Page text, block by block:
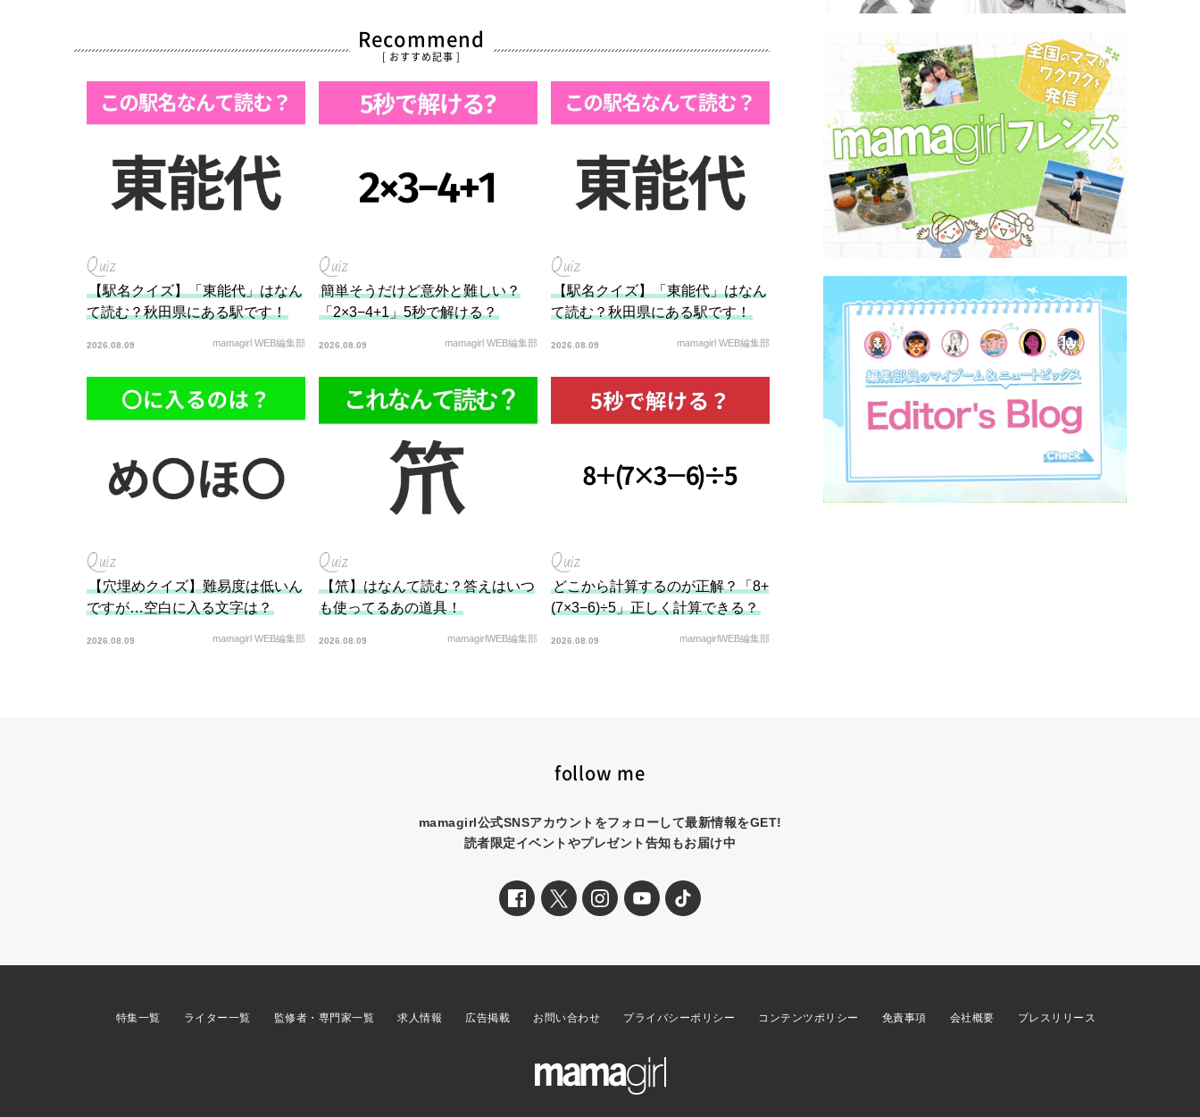
Recommend
[ おすすめ記事 ]
Quiz
【駅名クイズ】「東能代」はなん
て読む？秋田県にある駅です！
2026.08.09 mamagirl WEB編集部
Quiz
簡単そうだけど意外と難しい？
「2×3−4+1」5秒で解ける？
2026.08.09 mamagirl WEB編集部
Quiz
【駅名クイズ】「東能代」はなん
て読む？秋田県にある駅です！
2026.08.09 mamagirl WEB編集部
Quiz
【穴埋めクイズ】難易度は低いん
ですが…空白に入る文字は？
2026.08.09 mamagirl WEB編集部
Quiz
【笊】はなんて読む？答えはいつ
も使ってるあの道具！
2026.08.09 mamagirlWEB編集部
Quiz
どこから計算するのが正解？「8+
(7×3−6)÷5」正しく計算できる？
2026.08.09 mamagirlWEB編集部
follow me
mamagirl公式SNSアカウントをフォローして最新情報をGET!
読者限定イベントやプレゼント告知もお届け中
特集一覧 ライター一覧 監修者・専門家一覧 求人情報 広告掲載 お問い合わせ プライバシーポリシー コンテンツポリシー 免責事項 会社概要 プレスリリース